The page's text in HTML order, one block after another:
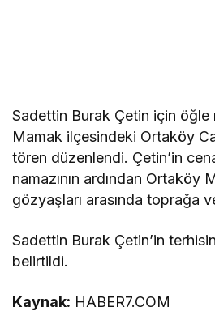
Sadettin Burak Çetin için öğle
Mamak ilçesindeki Ortaköy
tören düzenlendi. Çetin’in
namazının ardından Ortaköy
gözyaşları arasında toprağa
Sadettin Burak Çetin’in
belirtildi.
Kaynak: HABER7.COM